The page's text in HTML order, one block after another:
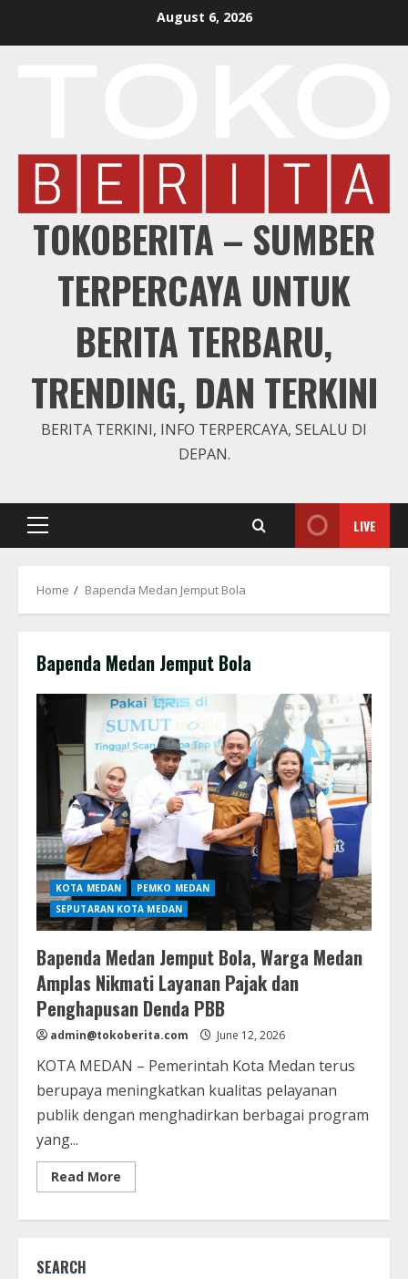
August 6, 2026
TOKOBERITA – SUMBER
TERPERCAYA UNTUK
BERITA TERBARU,
TRENDING, DAN TERKINI
BERITA TERKINI, INFO TERPERCAYA, SELALU DI
DEPAN.
Primary
LIVE
Home Bapenda Medan Jemput Bola
Bapenda Medan Jemput Bola
KOTA MEDAN
PEMKO MEDAN
SEPUTARAN KOTA MEDAN
Bapenda Medan Jemput Bola, Warga Medan
Amplas Nikmati Layanan Pajak dan
Penghapusan Denda PBB
admin@tokoberita.com June 12, 2026
KOTA MEDAN – Pemerintah Kota Medan terus
berupaya meningkatkan kualitas pelayanan
publik dengan menghadirkan berbagai program
yang...
Read More
more
SEARCH